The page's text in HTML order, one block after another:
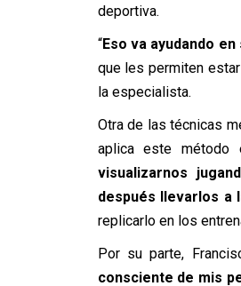
deportiva.
“Eso va ayudando
que les permiten
la especialista.
Otra de las técnicas
aplica este método
visualizarnos
después llevarlos a
replicarlo en los
Por su parte,
consciente de mis